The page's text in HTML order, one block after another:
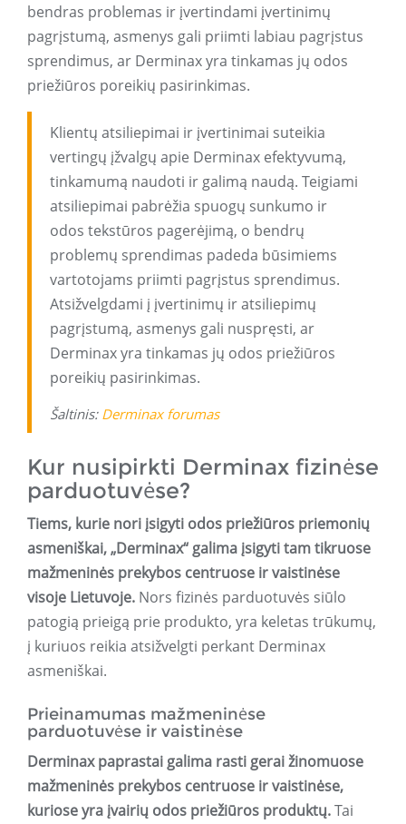
bendras problemas ir įvertindami įvertinimų
pagrįstumą, asmenys gali priimti labiau pagrįstus
sprendimus, ar Derminax yra tinkamas jų odos
priežiūros poreikių pasirinkimas.
Klientų atsiliepimai ir įvertinimai suteikia
vertingų įžvalgų apie Derminax efektyvumą,
tinkamumą naudoti ir galimą naudą. Teigiami
atsiliepimai pabrėžia spuogų sunkumo ir
odos tekstūros pagerėjimą, o bendrų
problemų sprendimas padeda būsimiems
vartotojams priimti pagrįstus sprendimus.
Atsižvelgdami į įvertinimų ir atsiliepimų
pagrįstumą, asmenys gali nuspręsti, ar
Derminax yra tinkamas jų odos priežiūros
poreikių pasirinkimas.
Šaltinis: Derminax forumas
Kur nusipirkti Derminax fizinėse
parduotuvėse?
Tiems, kurie nori įsigyti odos priežiūros priemonių
asmeniškai, „Derminax“ galima įsigyti tam tikruose
mažmeninės prekybos centruose ir vaistinėse
visoje Lietuvoje. Nors fizinės parduotuvės siūlo
patogią prieigą prie produkto, yra keletas trūkumų,
į kuriuos reikia atsižvelgti perkant Derminax
asmeniškai.
Prieinamumas mažmeninėse
parduotuvėse ir vaistinėse
Derminax paprastai galima rasti gerai žinomuose
mažmeninės prekybos centruose ir vaistinėse,
kuriose yra įvairių odos priežiūros produktų.Tai